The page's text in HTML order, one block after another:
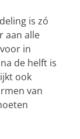
is zó
aan alle
in
de helft is
ook
van